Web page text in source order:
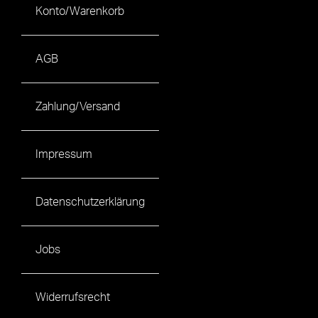
Konto/Warenkorb
AGB
Zahlung/Versand
Impressum
Datenschutzerklärung
Jobs
Widerrufsrecht